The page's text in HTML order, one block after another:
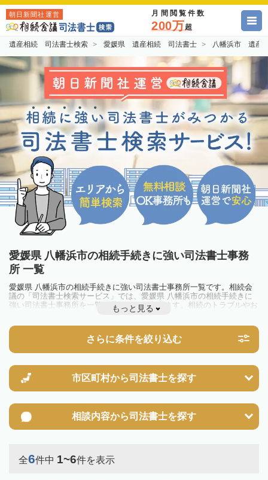
朝日新聞社運営 月間閲覧件数
200万超
遺産相続 司法書士検索 愛媛県 遺産相続 司法書士 八幡浜市 遺産
愛媛県 八幡浜市の相続手続きに強い司法書士事務
所 一覧
愛媛県 八幡浜市の相続手続きに強い司法書士事務所一覧です。相続会
議の「司法書士検索サービス」では、愛媛県 八幡浜市の相続手続きに
強い司法書士事務所を一覧で見ることが出来ます。相続のトラブルやお
悩みを抱えている方は一度近隣の司法書士に相談してみましょう。
もっと見る
さらに条件を絞り込む
市区町村から司法書士を探す
相談内容から司法書士を探す
全6件中 1~6件を表示